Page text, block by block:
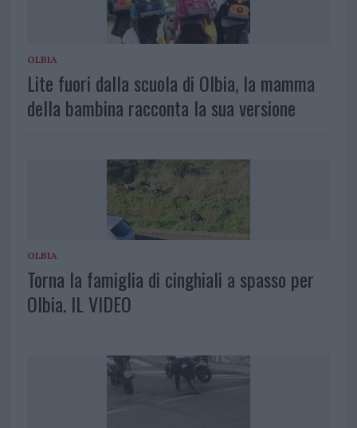
OLBIA
Lite fuori dalla scuola di Olbia, la mamma
della bambina racconta la sua versione
OLBIA
Torna la famiglia di cinghiali a spasso per
Olbia. IL VIDEO